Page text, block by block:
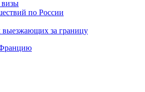
визы
по России
за границу